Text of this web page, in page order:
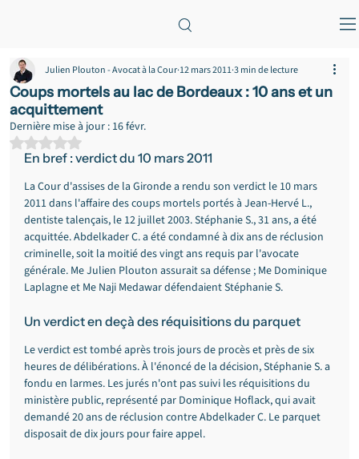
Coups mortels au lac de Bordeaux : 10 ans et un
acquittement
Julien Plouton - Avocat à la Cour 12 mars 20113 min de lecture
Dernière mise à jour : 16 févr.
Noté NaN étoiles sur 5.
En bref : verdict du 10 mars 2011
La Cour d'assises de la Gironde a rendu son verdict le 10 mars
2011 dans l'affaire des coups mortels portés à Jean-Hervé L.,
dentiste talençais, le 12 juillet 2003. Stéphanie S., 31 ans, a été
acquittée. Abdelkader C. a été condamné à dix ans de réclusion
criminelle, soit la moitié des vingt ans requis par l'avocate
générale. Me Julien Plouton assurait sa défense ; Me Dominique
Laplagne et Me Naji Medawar défendaient Stéphanie S.
Un verdict en deçà des réquisitions du parquet
Le verdict est tombé après trois jours de procès et près de six
heures de délibérations. À l'énoncé de la décision, Stéphanie S. a
fondu en larmes. Les jurés n'ont pas suivi les réquisitions du
ministère public, représenté par Dominique Hoflack, qui avait
demandé 20 ans de réclusion contre Abdelkader C. Le parquet
disposait de dix jours pour faire appel.